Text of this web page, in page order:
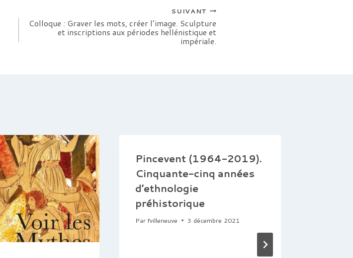
SUIVANT
Colloque : Graver les mots, créer l’image. Sculpture
et inscriptions aux périodes hellénistique et
impériale.
Pincevent (1964-2019).
Cinquante-cinq années
d’ethnologie
préhistorique
Par fvilleneuve 3 décembre 2021